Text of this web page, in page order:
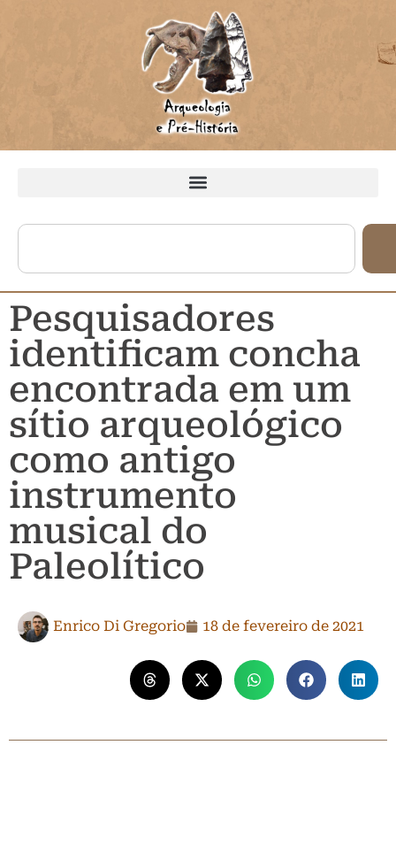
Pesquisadores
identificam concha
encontrada em um
sítio arqueológico
como antigo
instrumento
musical do
Paleolítico
Enrico Di Gregorio 18 de fevereiro de 2021